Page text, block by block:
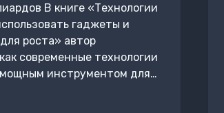
В книге «Технологии
гаджеты и
роста» автор
современные технологии
мощным инструментом для…